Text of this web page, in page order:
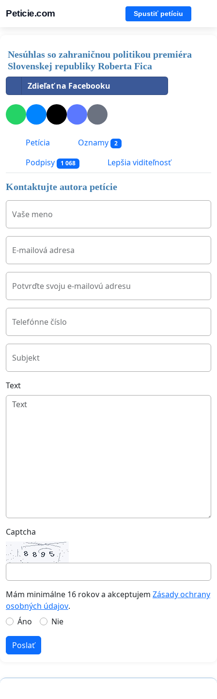
Peticie.com Spustiť petíciu
Nesúhlas so zahraničnou politikou premiéra
Slovenskej republiky Roberta Fica
Zdieľať na Facebooku
Petícia Oznamy 2
Podpisy 1 068 Lepšia viditeľnosť
Kontaktujte autora petície
Vaše meno
E-mailová adresa
Potvrďte svoju e-mailovú adresu
Telefónne číslo
Subjekt
Text
Captcha
Mám minimálne 16 rokov a akceptujem Zásady ochrany
osobných údajov.
Áno
Nie
Poslať